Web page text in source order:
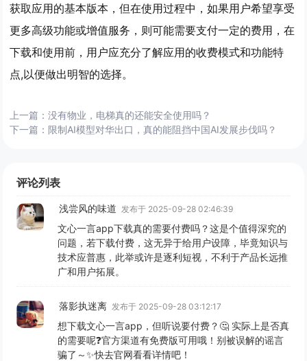
获取应用的基本版本，但在使用过程中，如果用户希望享受
更多高级功能或增值服务，则可能需要支付一定的费用，在
下载和使用前，用户应充分了解应用的收费模式和功能特
点,以便做出明智的选择。
上一篇：没有物业，电梯真的还能安全使用吗？
下一篇： 限制AI模型对华出口，真的能阻挡中国AI发展步伐吗？
评论列表
浅尝风的味道 发布于 2025-09-28 02:46:39
文心一言app下载真的需要付费吗？这是个值得深究的
问题，若下载付费，这无异于给用户设障，毕竟知识与
技术应普惠，此举或许是逐利短视，不利于产品长远推
广和用户拓展。
落影执迷离 发布于 2025-09-28 03:12:17
想下载文心一言app，但听说要付费？🤔 实际上是否真
的需要呢❓官方渠道有免费版可用哦！别被误解的谣言
骗了～✨快去官网看看详情吧！